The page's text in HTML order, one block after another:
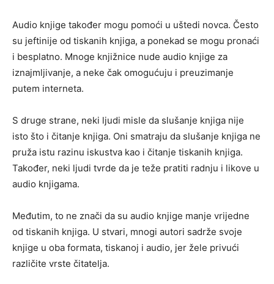
Audio knjige također mogu pomoći u uštedi novca. Često
su jeftinije od tiskanih knjiga, a ponekad se mogu pronaći
i besplatno. Mnoge knjižnice nude audio knjige za
iznajmljivanje, a neke čak omogućuju i preuzimanje
putem interneta.
S druge strane, neki ljudi misle da slušanje knjiga nije
isto što i čitanje knjiga. Oni smatraju da slušanje knjiga ne
pruža istu razinu iskustva kao i čitanje tiskanih knjiga.
Također, neki ljudi tvrde da je teže pratiti radnju i likove u
audio knjigama.
Međutim, to ne znači da su audio knjige manje vrijedne
od tiskanih knjiga. U stvari, mnogi autori sadrže svoje
knjige u oba formata, tiskanoj i audio, jer žele privući
različite vrste čitatelja.